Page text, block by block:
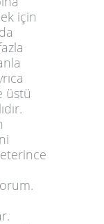
için
üstü